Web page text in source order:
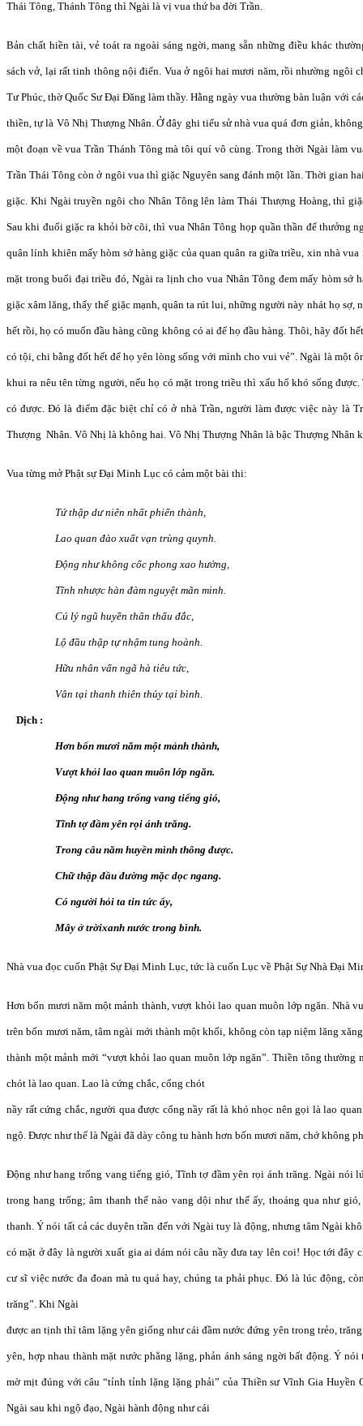
Thái Tông, Thánh Tông thì Ngài là vị vua thứ ba đời Trần.
Bản chất hiền tài, vẻ toát ra ngoài sáng ngời, mang sẵn những điều khác
sách vở, lại rất tinh thông nội điển. Vua ở ngôi hai mươi năm, rồi nhường ngôi
Tư Phúc, thờ Quốc Sư Đại Đăng làm thầy. Hằng ngày vua thường bàn luận với
thiền, tự là Vô Nhị Thượng Nhân. Ở đây ghi tiểu sử nhà vua quá đơn giản,
một đoạn về vua Trần Thánh Tông mà tôi quí vô cùng. Trong thời Ngài làm
Trần Thái Tông còn ở ngôi vua thì giặc Nguyên sang đánh một lần. Thời gian
giặc. Khi Ngài truyền ngôi cho Nhân Tông lên làm Thái Thượng Hoàng, thì
Sau khi đuổi giặc ra khỏi bờ cõi, thì vua Nhân Tông họp quần thần để thưởng
quân lính khiên mấy hòm sớ hàng giặc của quan quân ra giữa triều, xin nhà
mặt trong buổi đại triều đó, Ngài ra lịnh cho vua Nhân Tông đem mấy hòm sớ
giặc xâm lăng, thấy thế giặc mạnh, quân ta rút lui, những người này nhát họ sợ,
hết rồi, họ có muốn đầu hàng cũng không có ai để họ đầu hàng. Thôi, hãy đốt
có tội, chi bằng đốt hết để họ yên lòng sống với mình cho vui vẻ”. Ngài là một
khui ra nêu tên từng người, nếu họ có mặt trong triều thì xấu hổ khó sống
có được. Đó là điểm đặc biệt chỉ có ở nhà Trần, người làm được việc này là
Thượng Nhân. Vô Nhị là không hai. Vô Nhị Thượng Nhân là bậc Thượng Nhân
Vua từng mở Phật sự Đại Minh Lục có cảm một bài thi:
Tứ thập dư niên nhất phiến thành,
Lao quan đào xuất vạn trùng quynh.
Động như không cốc phong xao hưởng,
Tĩnh nhược hàn đàm nguyệt mãn minh.
Cú lý ngũ huyền thân thấu đắc,
Lộ đầu thập tự nhậm tung hoành.
Hữu nhân vấn ngã hà tiêu tức,
Vân tại thanh thiên thủy tại bình.
Dịch :
Hơn bốn mươi năm một mảnh thành,
Vượt khỏi lao quan muôn lớp ngăn.
Động như hang trống vang tiếng gió,
Tĩnh tợ đầm yên rọi ánh trăng.
Trong câu năm huyền mình thông được.
Chữ thập đầu đường mặc dọc ngang.
Có người hỏi ta tin tức ấy,
Mây ở trờixanh nước trong bình.
Nhà vua đọc cuốn Phật Sự Đại Minh Lục, tức là cuốn Lục về Phật Sự Nhà Đại
Hơn bốn mươi năm một mảnh thành, vượt khỏi lao quan muôn lớp ngăn. Nhà
trên bốn mươi năm, tâm ngài mới thành một khối, không còn tạp niệm lăng
thành một mảnh mới “vượt khỏi lao quan muôn lớp ngăn”. Thiền tông thường
chót là lao quan. Lao là cứng chắc, cổng chót
nầy rất cứng chắc, người qua được cổng nầy rất là khó nhọc nên gọi là lao
ngộ. Được như thế là Ngài đã dày công tu hành hơn bốn mươi năm, chớ không
Động như hang trống vang tiếng gió, Tĩnh tợ đầm yên rọi ánh trăng. Ngài nói
trong hang trống; âm thanh thế nào vang dội như thế ấy, thoáng qua như
thanh. Ý nói tất cả các duyên trần đến với Ngài tuy là động, nhưng tâm Ngài
có mặt ở đây là người xuất gia ai dám nói câu nầy đưa tay lên coi! Học tới đây
cư sĩ việc nước đa đoan mà tu quá hay, chúng ta phải phục. Đó là lúc động,
trăng”. Khi Ngài
được an tịnh thì tâm lặng yên giống như cái đầm nước đứng yên trong trẻo,
yên, hợp nhau thành mặt nước phẳng lặng, phản ánh sáng ngời bất động. Ý
mờ mịt đúng với câu “tỉnh tỉnh lặng lặng phải” của Thiền sư Vĩnh Gia Huyền
Ngài sau khi ngộ đạo, Ngài hành động như cái